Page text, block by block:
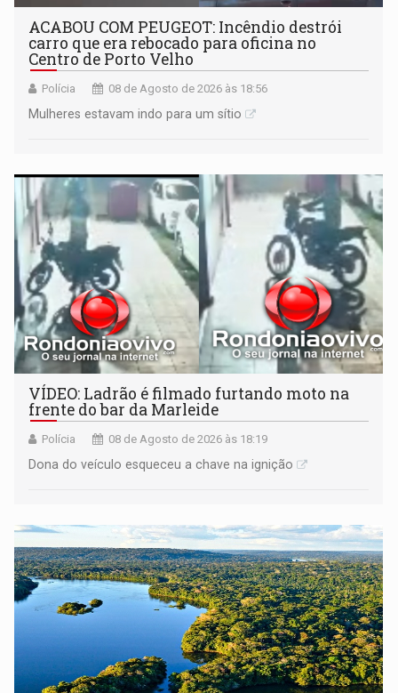
ACABOU COM PEUGEOT: Incêndio destrói
carro que era rebocado para oficina no
Centro de Porto Velho
Polícia 08 de Agosto de 2026 às 18:56
Mulheres estavam indo para um sítio
VÍDEO: Ladrão é filmado furtando moto na
frente do bar da Marleide
Polícia 08 de Agosto de 2026 às 18:19
Dona do veículo esqueceu a chave na ignição